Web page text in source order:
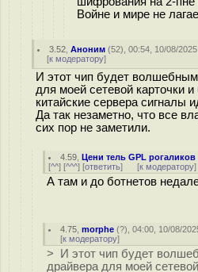
Войне и мире не
3.52 ,Аноним (52), 00:54, 10/08/
[к модератору]
И этот чип будет
для моей сетевой карточки и
китайские сервера сигналы
Да так незаметно, что все
сих пор не заметили.
4.59 ,Цени тель GPL рогаликов
[^^] [^^^] [ответить] [к модератору]
А там и до ботнетов
4.75 ,morphe (?), 04:00, 10/08/
[к модератору]
> И этот чип будет
драйвера для моей